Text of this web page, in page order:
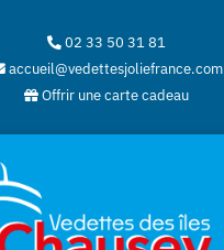
02 33 50 31 81
accueil@vedettesjoliefrance.com
Offrir une carte cadeau